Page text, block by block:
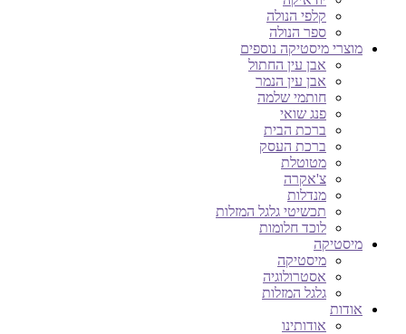
קלפי הנולה
ספר הנולה
מוצרי מיסטיקה נוספים
אבן עין החתול
אבן עין הנמר
חותמי שלמה
פנג שואי
ברכת הבית
ברכת העסק
מטוטלת
צ'אקרה
מנדלות
תכשיטי גלגל המזלות
לוכד חלומות
מיסטיקה
מיסטיקה
אסטרולוגיה
גלגל המזלות
אודות
אודותינו